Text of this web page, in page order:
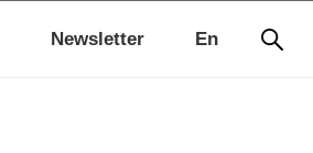
En
Newsletter